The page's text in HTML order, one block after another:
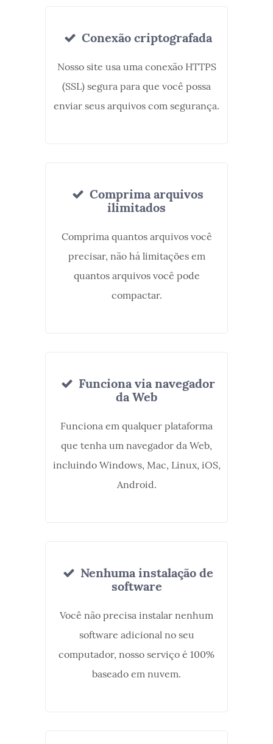
Conexão criptografada
Nosso site usa uma conexão HTTPS
(SSL) segura para que você possa
enviar seus arquivos com segurança.
Comprima arquivos
ilimitados
Comprima quantos arquivos você
precisar, não há limitações em
quantos arquivos você pode
compactar.
Funciona via navegador
da Web
Funciona em qualquer plataforma
que tenha um navegador da Web,
incluindo Windows, Mac, Linux, iOS,
Android.
Nenhuma instalação de
software
Você não precisa instalar nenhum
software adicional no seu
computador, nosso serviço é 100%
baseado em nuvem.